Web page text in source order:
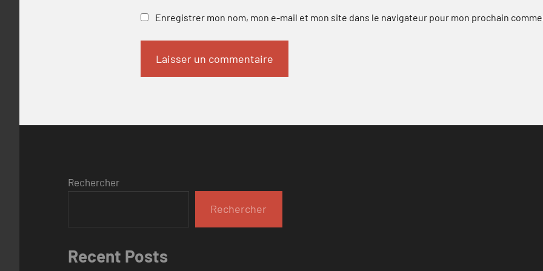
Enregistrer mon nom, mon e-mail et mon site dans le navigateur pour mon prochain
Rechercher
Rechercher
Recent Posts